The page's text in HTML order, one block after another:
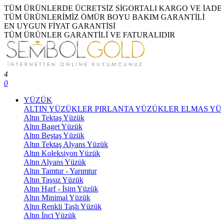
TÜM ÜRÜNLERDE ÜCRETSİZ SİGORTALI KARGO VE İADE
TÜM ÜRÜNLERİMİZ ÖMÜR BOYU BAKIM GARANTİLİ
EN UYGUN FİYAT GARANTİSİ
TÜM ÜRÜNLER GARANTİLİ VE FATURALIDIR
4
0
YÜZÜK
ALTIN YÜZÜKLER PIRLANTA YÜZÜKLER ELMAS
Altın Tektaş Yüzük
Altın Baget Yüzük
Altın Beştaş Yüzük
Altın Tektaş Alyans Yüzük
Altın Koleksiyon Yüzük
Altın Alyans Yüzük
Altın Tamtur - Yarımtur
Altın Taşsız Yüzük
Altın Harf - İsim Yüzük
Altın Minimal Yüzük
Altın Renkli Taşlı Yüzük
Altın İnci Yüzük